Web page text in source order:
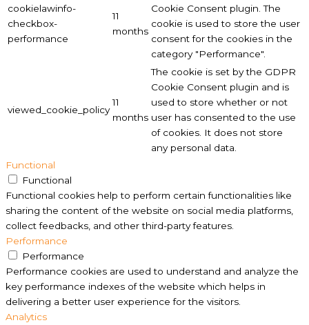
cookielawinfo-
checkbox-
performance
11
months
Cookie Consent plugin. The
cookie is used to store the user
consent for the cookies in the
category "Performance".
viewed_cookie_policy
11
months
The cookie is set by the GDPR
Cookie Consent plugin and is
used to store whether or not
user has consented to the use
of cookies. It does not store
any personal data.
Functional
Functional
Functional cookies help to perform certain functionalities like
sharing the content of the website on social media platforms,
collect feedbacks, and other third-party features.
Performance
Performance
Performance cookies are used to understand and analyze the
key performance indexes of the website which helps in
delivering a better user experience for the visitors.
Analytics